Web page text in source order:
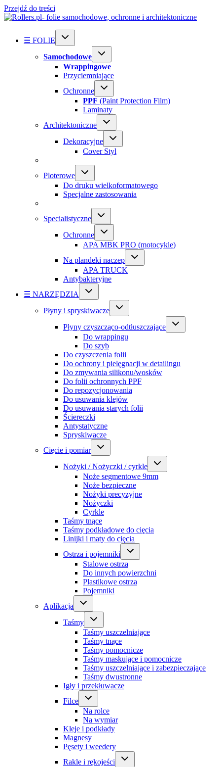
Przejdź do treści
☰ FOLIE
Samochodowe
Wrappingowe
Przyciemniające
Ochronne
PPF (Paint Protection Film)
Laminaty
Architektoniczne
Dekoracyjne
Cover Styl
Ploterowe
Do druku wielkoformatowego
Specjalne zastosowania
Specialistyczne
Ochronne
APA MBK PRO (motocykle)
Na plandeki naczep
APA TRUCK
Antybakteryjne
☰ NARZĘDZIA
Płyny i spryskiwacze
Płyny czyszcząco-odtłuszczające
Do wrappingu
Do szyb
Do czyszczenia folii
Do ochrony i pielęgnacji w detailingu
Do zmywania silikonu/wosków
Do folii ochronnych PPF
Do repozycjonowania
Do usuwania klejów
Do usuwania starych folii
Ściereczki
Antystatyczne
Spryskiwacze
Cięcie i pomiar
Nożyki / Nożyczki / cyrkle
Noże segmentowe 9mm
Noże bezpieczne
Nożyki precyzyjne
Nożyczki
Cyrkle
Taśmy tnące
Taśmy podkładowe do cięcia
Linijki i maty do cięcia
Ostrza i pojemniki
Stalowe ostrza
Do innych powierzchni
Plastikowe ostrza
Pojemniki
Aplikacja
Taśmy
Taśmy uszczelniające
Taśmy tnące
Taśmy pomocnicze
Taśmy maskujące i pomocnicze
Taśmy uszczelniające i zabezpieczające
Taśmy dwustronne
Igły i przekłuwacze
Filce
Na rolce
Na wymiar
Kleje i podkłady
Magnesy
Pęsety i weedery
Rakle i rękojeści